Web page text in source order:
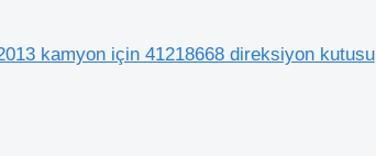
kamyon için 41218668 direksiyon kutusu